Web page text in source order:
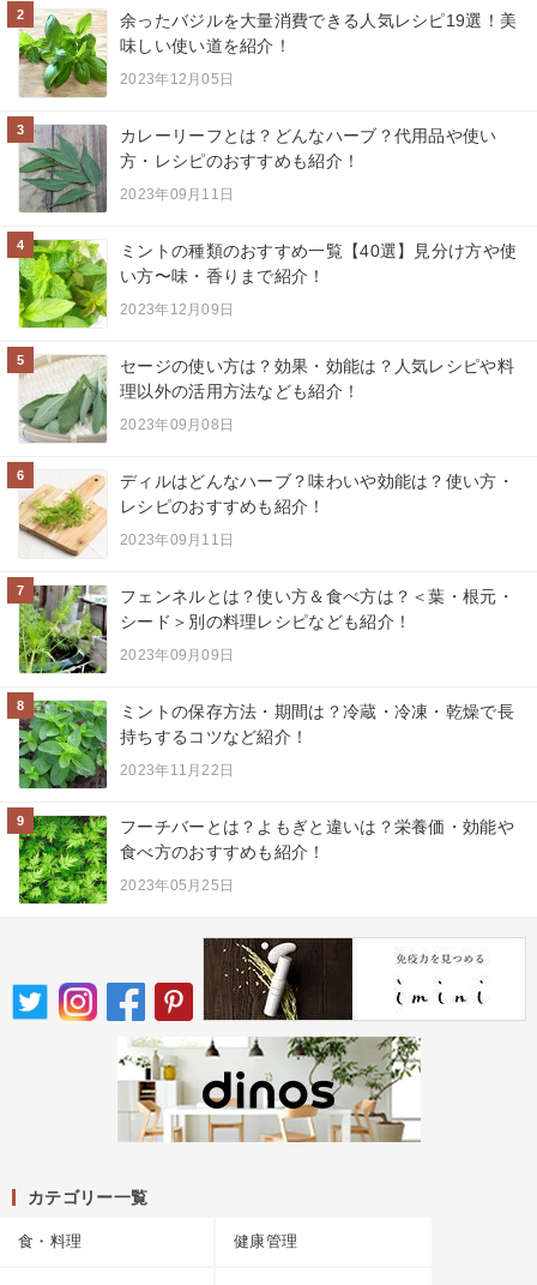
2
余ったバジルを大量消費できる人気レシピ19選！美
味しい使い道を紹介！
2023年12月05日
3
カレーリーフとは？どんなハーブ？代用品や使い
方・レシピのおすすめも紹介！
2023年09月11日
4
ミントの種類のおすすめ一覧【40選】見分け方や使
い方〜味・香りまで紹介！
2023年12月09日
5
セージの使い方は？効果・効能は？人気レシピや料
理以外の活用方法なども紹介！
2023年09月08日
6
ディルはどんなハーブ？味わいや効能は？使い方・
レシピのおすすめも紹介！
2023年09月11日
7
フェンネルとは？使い方＆食べ方は？＜葉・根元・
シード＞別の料理レシピなども紹介！
2023年09月09日
8
ミントの保存方法・期間は？冷蔵・冷凍・乾燥で長
持ちするコツなど紹介！
2023年11月22日
9
フーチバーとは？よもぎと違いは？栄養価・効能や
食べ方のおすすめも紹介！
2023年05月25日
カテゴリー一覧
食・料理 健康管理